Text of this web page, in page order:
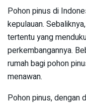
Pohon pinus di
kepulauan.
tertentu yang
perkembangannya.
rumah bagi pohon
menawan.
Pohon pinus, dengan